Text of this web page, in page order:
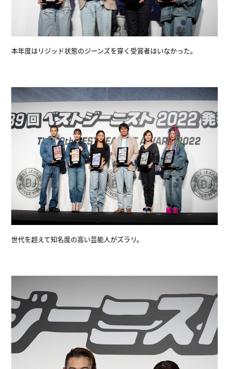
本年度はリジッド状態のジーンズを穿く受賞者はいなかった。
世代を超えて知名度の高い芸能人がズラリ。